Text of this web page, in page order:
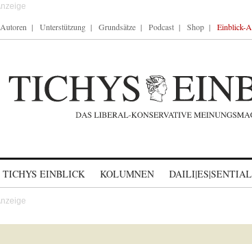
Autoren Unterstützung Grundsätze Podcast Shop Einblick-
TICHYS EINBLICK KOLUMNEN